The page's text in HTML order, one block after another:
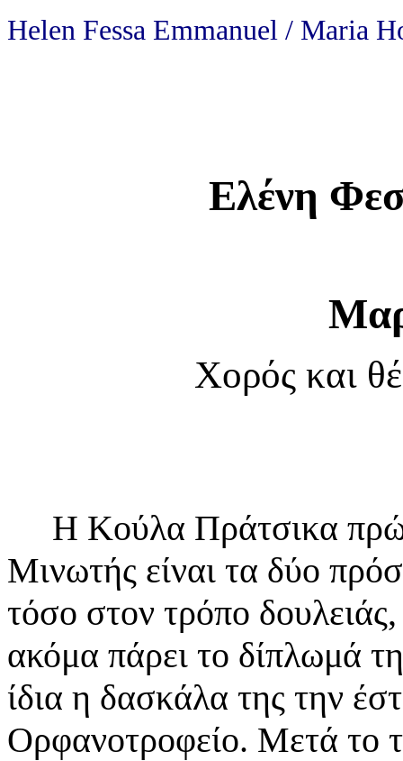
Helen Fessa Emmanuel / Maria
Ελένη
Χορός και
Η Κούλα Πράτσικα
Μινωτής είναι τα δύο
τόσο στον τρόπο
ακόμα πάρει το δίπλωμά
ίδια η δασκάλα της την
Ορφανοτροφείο. Μετά το